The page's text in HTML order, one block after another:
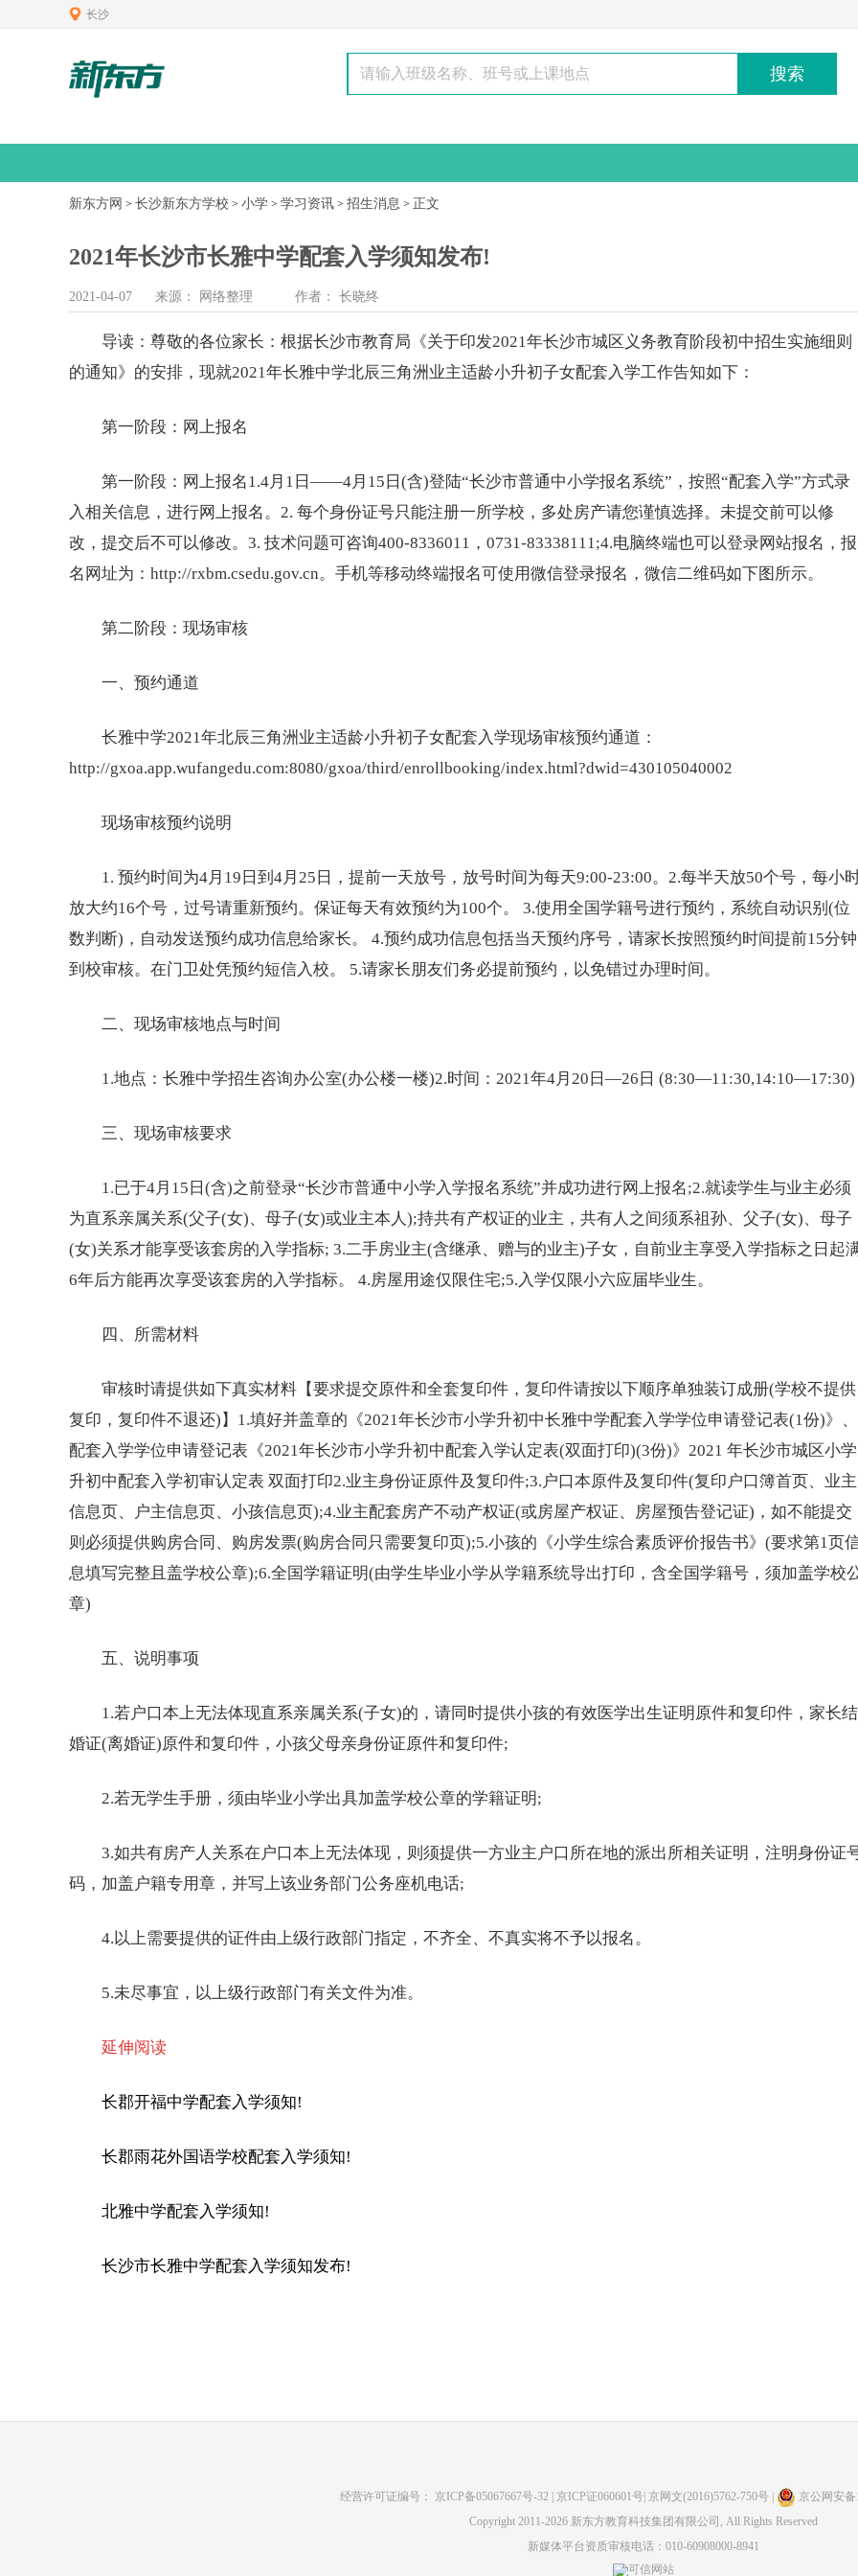
长沙
搜索
新东方网 > 长沙新东方学校 > 小学 > 学习资讯 > 招生消息 > 正文
2021年长沙市长雅中学配套入学须知发布!
2021-04-07 来源： 网络整理 作者： 长晓终
导读：尊敬的各位家长：根据长沙市教育局《关于印发2021年长沙市城区义务教育阶段初中招生实施细则
的通知》的安排，现就2021年长雅中学北辰三角洲业主适龄小升初子女配套入学工作告知如下：
第一阶段：网上报名
第一阶段：网上报名1.4月1日——4月15日(含)登陆“长沙市普通中小学报名系统”，按照“配套入学”方式录
入相关信息，进行网上报名。2. 每个身份证号只能注册一所学校，多处房产请您谨慎选择。未提交前可以修
改，提交后不可以修改。3. 技术问题可咨询400-8336011，0731-83338111;4.电脑终端也可以登录网站报名，报
名网址为：http://rxbm.csedu.gov.cn。手机等移动终端报名可使用微信登录报名，微信二维码如下图所示。
第二阶段：现场审核
一、预约通道
长雅中学2021年北辰三角洲业主适龄小升初子女配套入学现场审核预约通道：
http://gxoa.app.wufangedu.com:8080/gxoa/third/enrollbooking/index.html?dwid=430105040002
现场审核预约说明
1. 预约时间为4月19日到4月25日，提前一天放号，放号时间为每天9:00-23:00。2.每半天放50个号，每小
放大约16个号，过号请重新预约。保证每天有效预约为100个。 3.使用全国学籍号进行预约，系统自动识别(位
数判断)，自动发送预约成功信息给家长。 4.预约成功信息包括当天预约序号，请家长按照预约时间提前15分钟
到校审核。在门卫处凭预约短信入校。 5.请家长朋友们务必提前预约，以免错过办理时间。
二、现场审核地点与时间
1.地点：长雅中学招生咨询办公室(办公楼一楼)2.时间：2021年4月20日—26日 (8:30—11:30,14:10—17:30)
三、现场审核要求
1.已于4月15日(含)之前登录“长沙市普通中小学入学报名系统”并成功进行网上报名;2.就读学生与业主必须
为直系亲属关系(父子(女)、母子(女)或业主本人);持共有产权证的业主，共有人之间须系祖孙、父子(女)、母子
(女)关系才能享受该套房的入学指标; 3.二手房业主(含继承、赠与的业主)子女，自前业主享受入学指标之日起
6年后方能再次享受该套房的入学指标。 4.房屋用途仅限住宅;5.入学仅限小六应届毕业生。
四、所需材料
审核时请提供如下真实材料【要求提交原件和全套复印件，复印件请按以下顺序单独装订成册(学校不提供
复印，复印件不退还)】1.填好并盖章的《2021年长沙市小学升初中长雅中学配套入学学位申请登记表(1份)》、
配套入学学位申请登记表《2021年长沙市小学升初中配套入学认定表(双面打印)(3份)》2021 年长沙市城区小学
升初中配套入学初审认定表 双面打印2.业主身份证原件及复印件;3.户口本原件及复印件(复印户口簿首页、业主
信息页、户主信息页、小孩信息页);4.业主配套房产不动产权证(或房屋产权证、房屋预告登记证)，如不能提交
则必须提供购房合同、购房发票(购房合同只需要复印页);5.小孩的《小学生综合素质评价报告书》(要求第1页
息填写完整且盖学校公章);6.全国学籍证明(由学生毕业小学从学籍系统导出打印，含全国学籍号，须加盖学校
章)
五、说明事项
1.若户口本上无法体现直系亲属关系(子女)的，请同时提供小孩的有效医学出生证明原件和复印件，家长结
婚证(离婚证)原件和复印件，小孩父母亲身份证原件和复印件;
2.若无学生手册，须由毕业小学出具加盖学校公章的学籍证明;
3.如共有房产人关系在户口本上无法体现，则须提供一方业主户口所在地的派出所相关证明，注明身份证
码，加盖户籍专用章，并写上该业务部门公务座机电话;
4.以上需要提供的证件由上级行政部门指定，不齐全、不真实将不予以报名。
5.未尽事宜，以上级行政部门有关文件为准。
延伸阅读
长郡开福中学配套入学须知!
长郡雨花外国语学校配套入学须知!
北雅中学配套入学须知!
长沙市长雅中学配套入学须知发布!
经营许可证编号： 京ICP备05067667号-32| 京ICP证060601号| 京网文(2016)5762-750号 |
京公网安备
Copyright 2011-2026 新东方教育科技集团有限公司, All Rights Reserved
新媒体平台资质审核电话：010-60908000-8941